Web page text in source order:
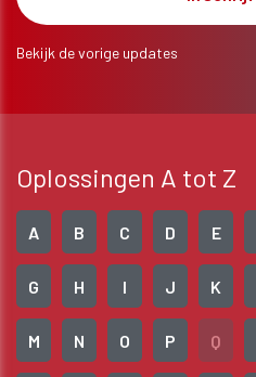
Bekijk de vorige updates
Oplossingen A tot Z
A B C D E
G H I J K
M N O P Q